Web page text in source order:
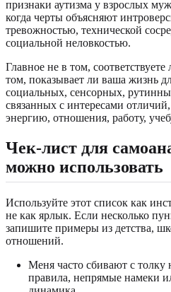
признаки аутизма у взрослых
когда черты объясняют
тревожностью, технической
социальной неловкостью.
Главное не в том,
том, показывает ли ваша жизнь
социальных, сенсорных,
связанных с интересами
энергию, отношения, работу,
Чек-лист для
можно использовать
Используйте этот список как
не как ярлык. Если несколько
запишите примеры из детства,
отношений.
Меня часто сбивают с
правила, непрямые намеки